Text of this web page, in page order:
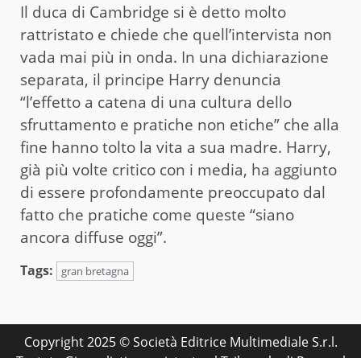
Il duca di Cambridge si è detto molto
rattristato e chiede che quell’intervista non
vada mai più in onda. In una dichiarazione
separata, il principe Harry denuncia
“l’effetto a catena di una cultura dello
sfruttamento e pratiche non etiche” che alla
fine hanno tolto la vita a sua madre. Harry,
già più volte critico con i media, ha aggiunto
di essere profondamente preoccupato dal
fatto che pratiche come queste “siano
ancora diffuse oggi”.
Tags: gran bretagna
Copyright 2025 © Società Editrice Multimediale S.r.l.